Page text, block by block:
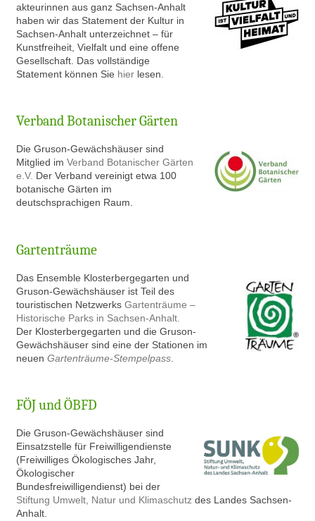
akteurinnen aus ganz Sachsen-Anhalt
haben wir das Statement der Kultur in
Sachsen-Anhalt unterzeichnet – für
Kunstfreiheit, Vielfalt und eine offene
Gesellschaft. Das vollständige
Statement können Sie hier lesen.
Verband Botanischer Gärten
Die Gruson-Gewächshäuser sind
Mitglied imVerband Botanischer Gärten
e.V. Der Verband vereinigt etwa 100
botanische Gärten im
deutschsprachigen Raum.
Gartenträume
Das Ensemble Klosterbergegarten und
Gruson-Gewächshäuser ist Teil des
touristischen NetzwerksGartenträume –
Historische Parks in Sachsen-Anhalt.
Der Klosterbergegarten und die Gruson-
Gewächshäuser sind eine der Stationen im
neuenGartenträume-Stempelpass
FÖJ und ÖBFD
Die Gruson-Gewächshäuser sind
Einsatzstelle für Freiwilligendienste
(Freiwilliges Ökologisches Jahr,
Ökologischer
Bundesfreiwilligendienst) bei der
Stiftung Umwelt, Natur und Klimaschutz des Landes Sachsen-
Anhalt.